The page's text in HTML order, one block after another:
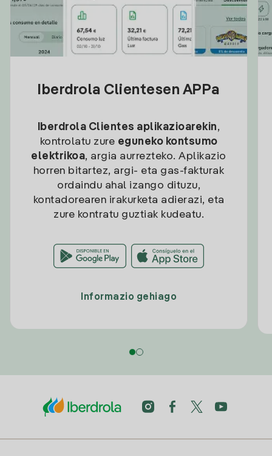
Iberdrola Clientesen APPa
Iberdrola Clientes aplikazioarekin,
kontrolatu zure eguneko kontsumo
elektrikoa, argia aurrezteko. Aplikazio
horren bitartez, argi- eta gas-fakturak
ordaindu ahal izango dituzu,
kontadorearen irakurketa adierazi, eta
zure kontratu guztiak kudeatu.
Informazio gehiago